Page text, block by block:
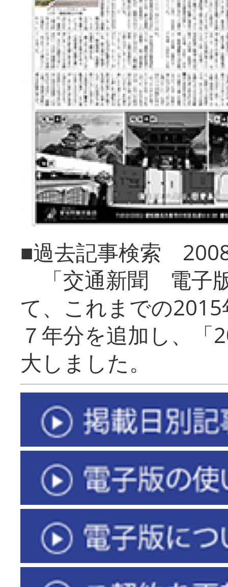
■過去記事検索
「交通新聞 電子
て、これまでの
７年分を追加し、「
大しまし